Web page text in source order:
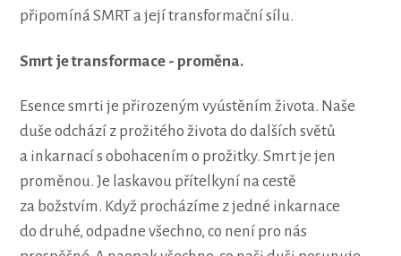
připomíná SMRT a její transformační sílu.
Smrt je transformace - proměna.
Esence smrti je přirozeným vyústěním života. Naše
duše odchází z prožitého života do dalších světů
a inkarnací s obohacením o prožitky. Smrt je jen
proměnou. Je laskavou přítelkyní na cestě
za božstvím. Když procházíme z jedné inkarnace
do druhé, odpadne všechno, co není pro nás